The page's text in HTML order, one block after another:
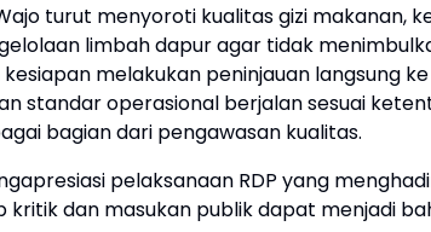
turut menyoroti kualitas gizi makanan,
limbah dapur agar tidak
melakukan peninjauan langsung ke
standar operasional berjalan sesuai
bagian dari pengawasan kualitas.
pelaksanaan RDP yang
kritik dan masukan publik dapat menjadi